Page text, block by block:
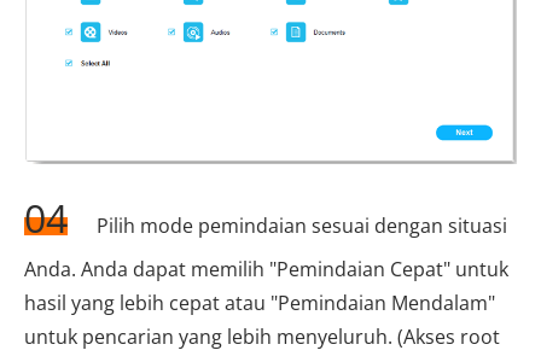
04
Pilih mode pemindaian sesuai dengan situasi
Anda. Anda dapat memilih "Pemindaian Cepat" untuk
hasil yang lebih cepat atau "Pemindaian Mendalam"
untuk pencarian yang lebih menyeluruh. (Akses root